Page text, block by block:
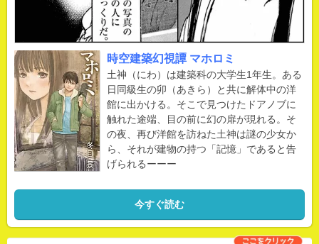
時空建築幻視譚 マホロミ
土神（にわ）は建築科の大学生1年生。ある
日同級生の卯（あきら）と共に解体中の洋
館に出かける。そこで見つけたドアノブに
触れた途端、目の前に幻の扉が現れる。そ
の夜、再び洋館を訪ねた土神は謎の少女か
ら、それが建物の持つ「記憶」であると告
げられるーーー
今すぐ読む